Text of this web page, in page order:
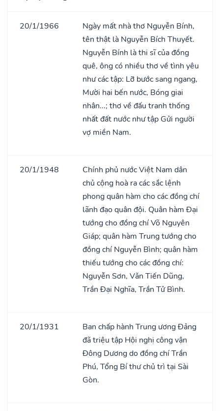
20/1/1966
Ngày mất nhà thơ Nguyễn Bính,
tên thật là Nguyễn Bích Thuyết.
Nguyễn Bính là thi sĩ của đồng
quê, ông có nhiều thơ về tình yêu
như các tập: Lỡ bước sang ngang,
Mười hai bến nước, Bóng giai
nhân...; thơ về đấu tranh thống
nhất đất nước như tập Gửi người
vợ miền Nam.
20/1/1948
Chính phủ nước Việt Nam dân
chủ cộng hoà ra các sắc lệnh
phong quân hàm cho các đồng chí
lãnh đạo quân đội. Quân hàm Đại
tướng cho đồng chí Võ Nguyên
Giáp; quân hàm Trung tướng cho
đồng chí Nguyễn Bình; quân hàm
thiếu tướng cho các đồng chí:
Nguyễn Sơn, Vǎn Tiến Dũng,
Trần Đại Nghĩa, Trần Tử Bình.
20/1/1931
Ban chấp hành Trung ương Đảng
đã triệu tập Hội nghị công vận
Đông Dương do đồng chí Trần
Phú, Tổng Bí thư chủ trì tại Sài
Gòn.